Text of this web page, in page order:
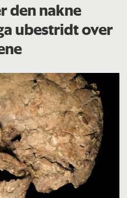
den nakne
ubestridt over